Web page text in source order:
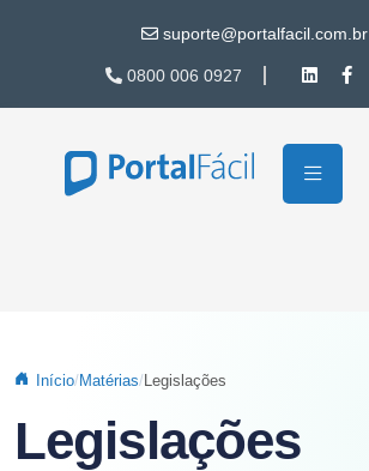
suporte@portalfacil.com.br
0800 006 0927
Início Matérias Legislações
Legislações